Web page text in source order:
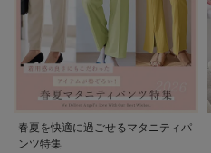
春夏を快適に過ごせるマタニティパ
ンツ特集